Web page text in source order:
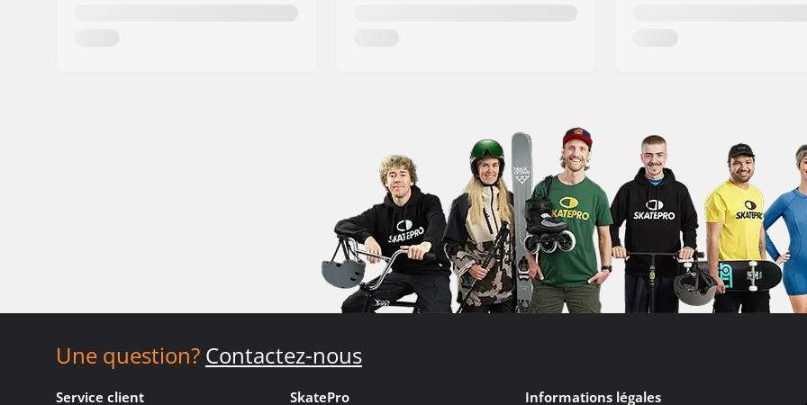
Une question? Contactez-nous
Service client SkatePro Informations légales